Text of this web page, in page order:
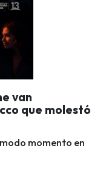
van
que molestó
momento en